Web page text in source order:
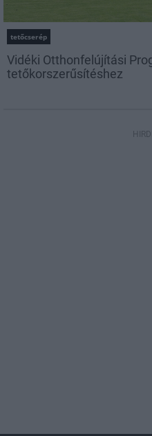
tetőcserép
Vidéki Otthonfelújítási
tetőkorszerűsítéshez